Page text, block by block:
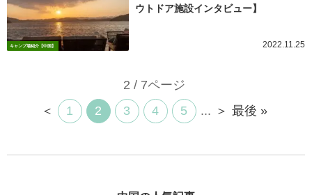
キャンプ場紹介【中国】
ウトドア施設インタビュー】
2022.11.25
2 / 7ページ
＜
1 2 3 4 5 ... ＞ 最後 »